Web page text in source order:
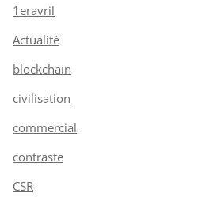
1eravril
Actualité
blockchain
civilisation
commercial
contraste
CSR